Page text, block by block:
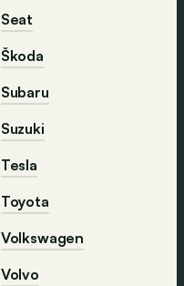
Seat
Škoda
Subaru
Suzuki
Tesla
Toyota
Volkswagen
Volvo